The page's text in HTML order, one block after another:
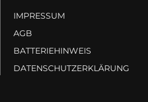
IMPRESSUM
AGB
BATTERIEHINWEIS
DATENSCHUTZERKLÄRUNG